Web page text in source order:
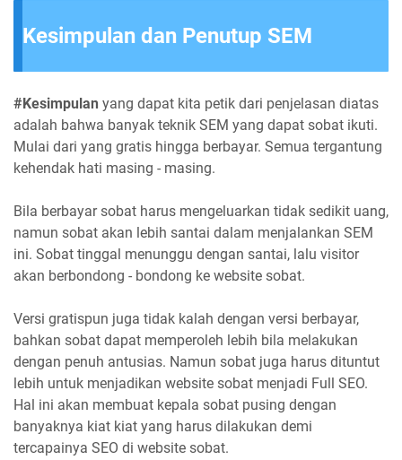
Kesimpulan dan Penutup SEM
#Kesimpulan yang dapat kita petik dari penjelasan diatas
adalah bahwa banyak teknik SEM yang dapat sobat ikuti.
Mulai dari yang gratis hingga berbayar. Semua tergantung
kehendak hati masing - masing.
Bila berbayar sobat harus mengeluarkan tidak sedikit uang,
namun sobat akan lebih santai dalam menjalankan SEM
ini. Sobat tinggal menunggu dengan santai, lalu visitor
akan berbondong - bondong ke website sobat.
Versi gratispun juga tidak kalah dengan versi berbayar,
bahkan sobat dapat memperoleh lebih bila melakukan
dengan penuh antusias. Namun sobat juga harus dituntut
lebih untuk menjadikan website sobat menjadi Full SEO.
Hal ini akan membuat kepala sobat pusing dengan
banyaknya kiat kiat yang harus dilakukan demi
tercapainya SEO di website sobat.